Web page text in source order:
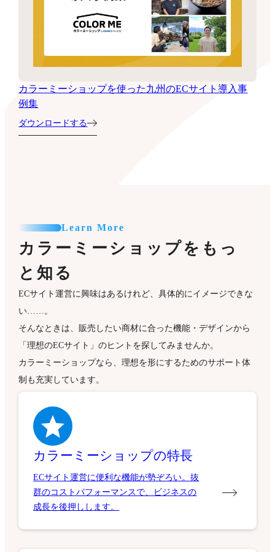
カラーミーショップを使った九州のECサイト導入事
例集
ダウンロードする
Learn More
カラーミーショップをもっ
と知る
ECサイト運営に興味はあるけれど、具体的にイメージできな
い……。
そんなときは、販売したい商材に合った機能・デザインから
「理想のECサイト」のヒントを探してみませんか。
カラーミーショップなら、理想を形にするためのサポート体
制も充実しています。
カラーミーショップの特長
ECサイト運営に便利な機能が勢ぞろい。抜
群のコストパフォーマンスで、ビジネスの
成長を後押しします。